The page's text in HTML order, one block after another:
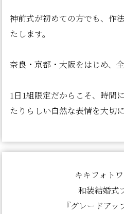
神前式が初めての方でも、作
たします。
奈良・京都・大阪をはじめ、
1日1組限定だからこそ、時間
たりらしい自然な表情を大切に
キキフォト
和装結婚式
『グレードアッ